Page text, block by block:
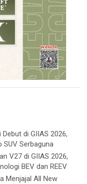
di GIIAS 2026,
SUV Serbaguna
V27 di GIIAS 2026,
BEV dan REEV
Menjajal All New